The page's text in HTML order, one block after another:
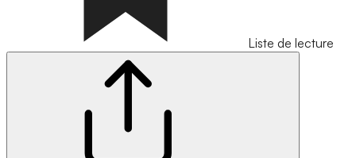
Liste de lecture